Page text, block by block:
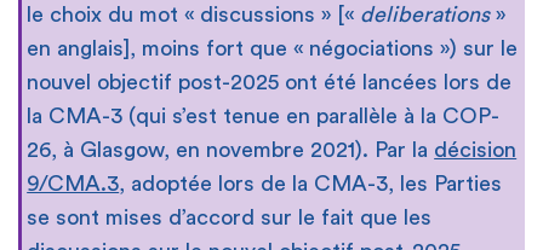
le choix du mot « discussions » [« deliberations»
en anglais], moins fort que « négociations ») sur le
nouvel objectif post-2025 ont été lancées lors de
la CMA-3 (qui s’est tenue en parallèle à la COP-
26, à Glasgow, en novembre 2021). Par la décision
9/CMA.3, adoptée lors de la CMA-3, les Parties
se sont mises d’accord sur le fait que les